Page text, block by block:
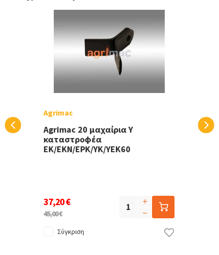
Agrimac
Agrimac 20 μαχαίρια Y
καταστροφέα
EK/EKN/EPK/YK/YEK60
37,20 €
45,00 €
Σύγκριση